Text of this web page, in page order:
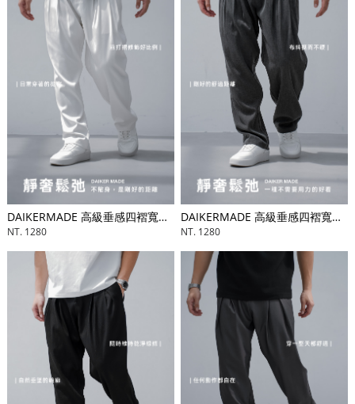
DAIKERMADE 高級垂感四褶寬鬆長褲
NT. 1280
DAIKERMADE 高級垂感四褶寬鬆長褲
NT. 1280